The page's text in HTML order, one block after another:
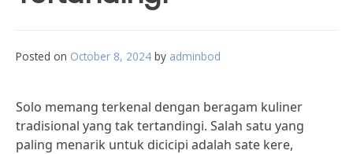
Posted on October 8, 2024 by adminbod
Solo memang terkenal dengan beragam kuliner
tradisional yang tak tertandingi. Salah satu yang
paling menarik untuk dicicipi adalah sate kere,